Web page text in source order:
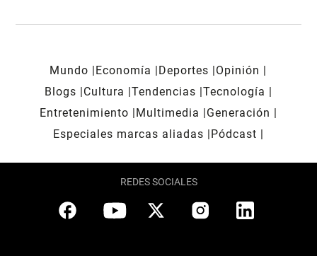
Mundo Economía Deportes
Opinión
Blogs
Cultura Tendencias Tecnología
Entretenimiento
Multimedia
Generación
Especiales marcas aliadas
Pódcast
REDES SOCIALES